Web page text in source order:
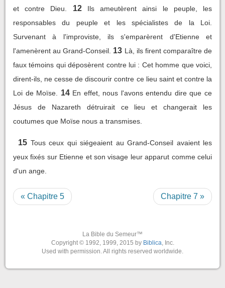
et contre Dieu.
12
Ils ameutèrent ainsi le peuple, les
responsables du peuple et les spécialistes de la Loi.
Survenant à l'improviste, ils s'emparèrent d'Etienne et
l'amenèrent au Grand-Conseil. 13 Là, ils firent comparaître de
faux témoins qui déposèrent contre lui : Cet homme que voici,
dirent-ils, ne cesse de discourir contre ce lieu saint et contre la
Loi de Moïse.
14 En effet, nous l'avons entendu dire que ce
Jésus de Nazareth détruirait ce lieu et changerait les
coutumes que Moïse nous a transmises.
15 Tous ceux qui siégeaient au Grand-Conseil avaient les
yeux fixés sur Etienne et son visage leur apparut comme celui
d'un ange.
« Chapitre 5 Chapitre 7 »
La Bible du Semeur™
Copyright © 1992, 1999, 2015 by Biblica, Inc.
Used with permission. All rights reserved worldwide.